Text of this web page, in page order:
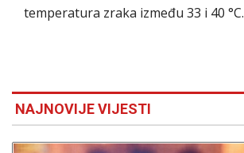
temperatura zraka između 33 i 40 °C.
NAJNOVIJE VIJESTI